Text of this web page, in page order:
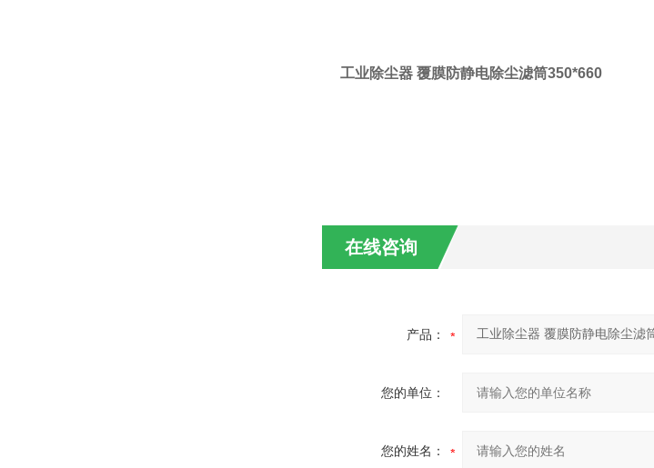
工业除尘器 覆膜防静电除尘滤筒350*660
在线咨询
产品：
您的单位：
您的姓名：